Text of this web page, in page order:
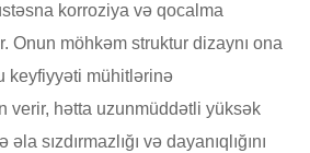
korroziya və qocalma
Onun möhkəm struktur dizaynı ona
keyfiyyəti mühitlərinə
verir, hətta uzunmüddətli yüksək
sızdırmazlığı və dayanıqlığını